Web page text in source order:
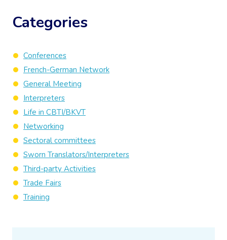
Categories
Conferences
French-German Network
General Meeting
Interpreters
Life in CBTI/BKVT
Networking
Sectoral committees
Sworn Translators/Interpreters
Third-party Activities
Trade Fairs
Training